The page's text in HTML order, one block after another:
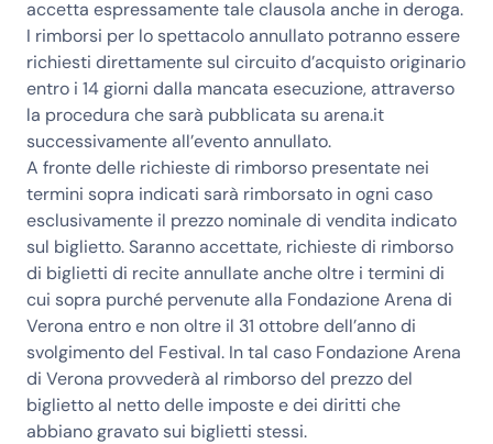
accetta espressamente tale clausola anche in deroga.
I rimborsi per lo spettacolo annullato potranno essere
richiesti direttamente sul circuito d’acquisto originario
entro i 14 giorni dalla mancata esecuzione, attraverso
la procedura che sarà pubblicata su arena.it
successivamente all’evento annullato.
A fronte delle richieste di rimborso presentate nei
termini sopra indicati sarà rimborsato in ogni caso
esclusivamente il prezzo nominale di vendita indicato
sul biglietto. Saranno accettate, richieste di rimborso
di biglietti di recite annullate anche oltre i termini di
cui sopra purché pervenute alla Fondazione Arena di
Verona entro e non oltre il 31 ottobre dell’anno di
svolgimento del Festival. In tal caso Fondazione Arena
di Verona provvederà al rimborso del prezzo del
biglietto al netto delle imposte e dei diritti che
abbiano gravato sui biglietti stessi.